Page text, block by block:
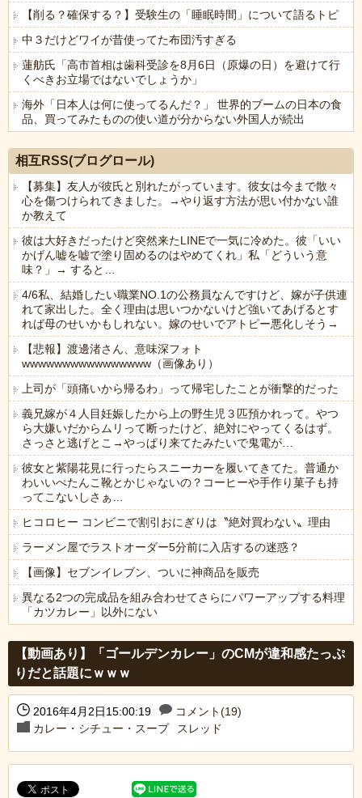
【削る？確保する？】受験生の「睡眠時間」について語るトピ
中３だけどワイが昔使ってた布団汚すぎる
蓮舫氏「高市首相は歯科受診を8月6日（原爆の日）を避けて行
くべきお立場ではないでしょうか」
海外「日本人は何に使ってるんだ？」 世界的ブームの日本の食
品、買ってみたものの使い道が分からない外国人が続出
相互RSS(ブログロール)
【募集】友人が彼氏と別れたがっています。彼女は今まで散々
心を傷つけられてきました。→やり返す方法が思い付かない誰
か教えて
彼は大好きだったけど突然来たLINEで一気に冷めた。彼「いい
かげん嘘を嘘で塗り固めるのはやめてくれ」私「どういう意
味？」→ すると…
4/6私、結婚したい職業NO.1の公務員なんですけど、嫁が子供連
れて家出した。全く理由は思いつかないけど強いてあげるとす
れば母のせいかもしれない。嫁のせいでアトピー悪化しそう→
【悲報】渡邊渚さん、意味深フォト
wwwwwwwwwwwwwwww（画像あり）
上司が「頭痛いから帰るわ」って帰宅したことが衝撃的だった
義兄嫁が４人目妊娠したから上の野生児３匹預かれって。やつ
ら大嫌いだからムリって断ったけど、絶対にやってくるはず。
さっさと逃げとこ→やっぱり来てたみたいで鬼電が…
彼女と紫陽花見に行ったらスニーカーを履いてきてた。普通か
わいいぺたんこ靴とかじゃないの？コーヒーや手作り菓子も持
ってこないしさぁ…
ヒコロヒー コンビニで割引おにぎりは〝絶対買わない〟理由
ラーメン屋でラストオーダー5分前に入店するの迷惑？
【画像】セブンイレブン、ついに神商品を販売
異なる2つの完成品を組み合わせてさらにパワーアップする料理
「カツカレー」以外にない
【動画あり】「ゴールデンカレー」のCMが違和感たっぷ
りだと話題にｗｗｗ
2016年4月2日15:00:19
コメント(19)
カレー・シチュー・スープ
スレッド